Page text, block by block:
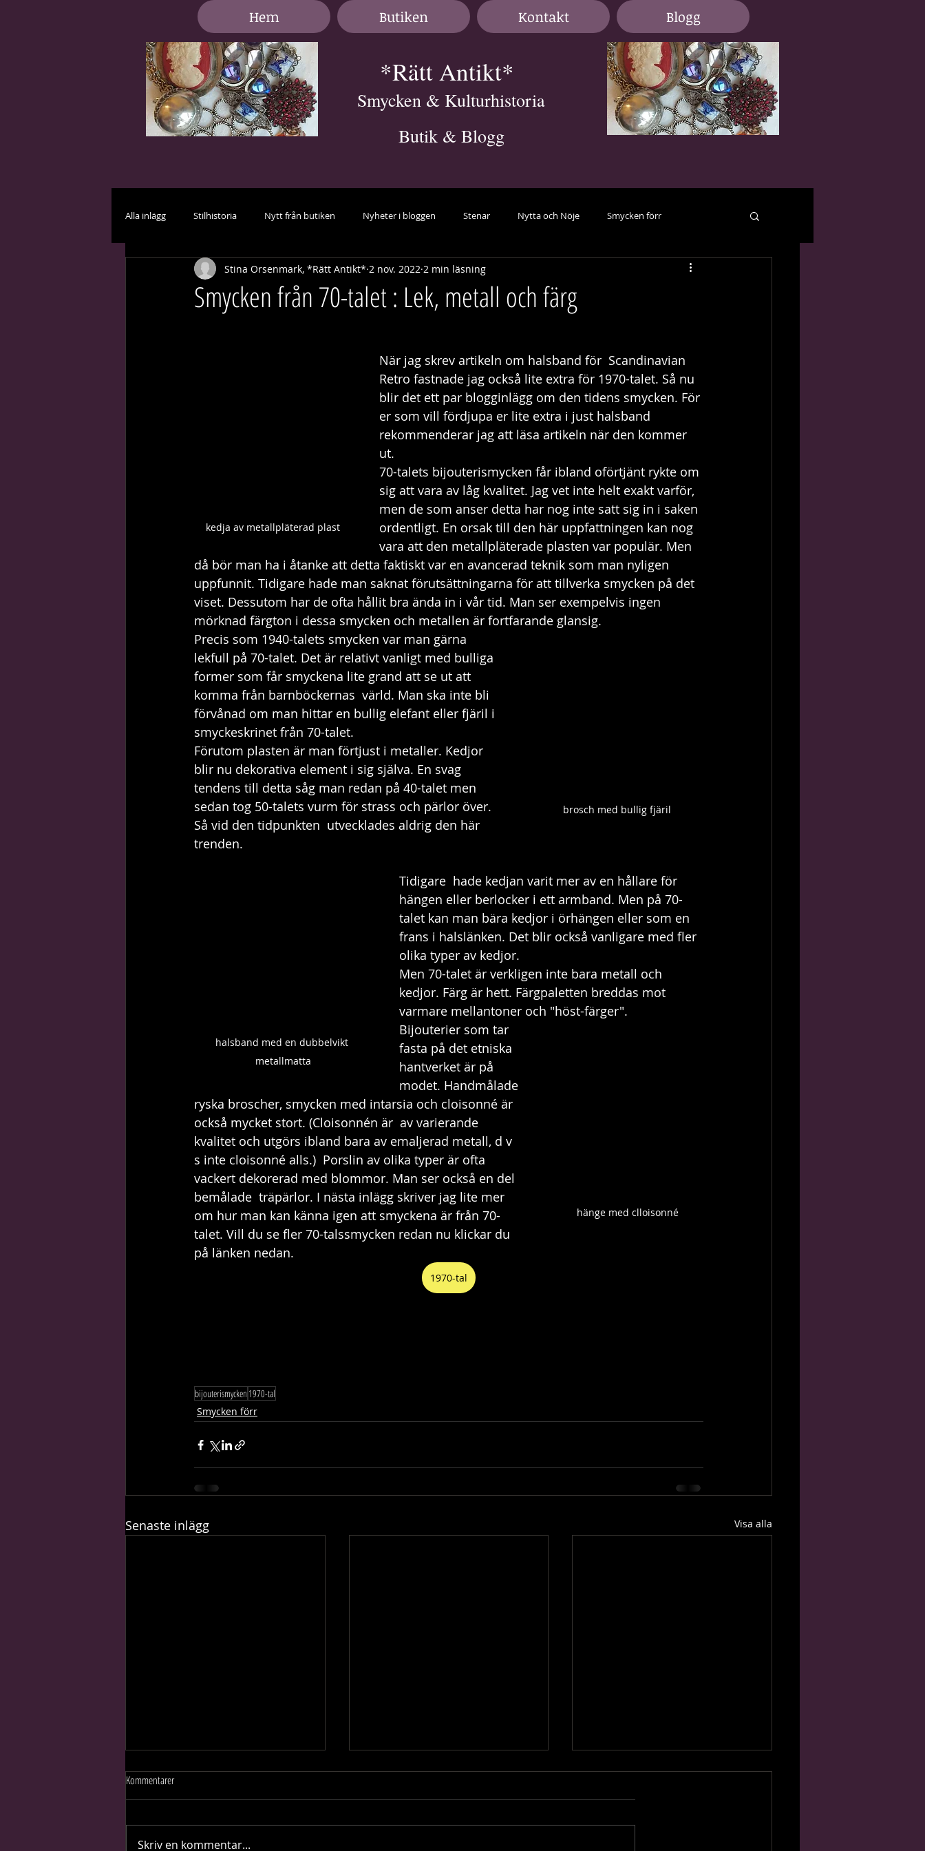
Hem Butiken Kontakt Blogg
Smycken & Kulturhistoria
Butik & Blogg
*Rätt Antikt*
Alla inlägg Stilhistoria Nytt från butiken Nyheter i bloggen Stenar Nytta och Nöje Smycken förr
Vård och skötsel Brud i vitt avant-garde Örhängen samlarsmycken
Smycken från 70-talet : Lek, metall och färg
Stina Orsenmark, *Rätt Antikt* 2 nov. 2022 2 min läsning
kedja av metallpläterad plast
När jag skrev artikeln om halsband för  Scandinavian
Retro fastnade jag också lite extra för 1970-talet. Så nu
blir det ett par blogginlägg om den tidens smycken. För
er som vill fördjupa er lite extra i just halsband
rekommenderar jag att läsa artikeln när den kommer
ut.
70-talets bijouterismycken får ibland oförtjänt rykte om
sig att vara av låg kvalitet. Jag vet inte helt exakt varför,
men de som anser detta har nog inte satt sig in i saken
ordentligt. En orsak till den här uppfattningen kan nog
vara att den metallpläterade plasten var populär. Men
då bör man ha i åtanke att detta faktiskt var en avancerad teknik som man nyligen
uppfunnit. Tidigare hade man saknat förutsättningarna för att tillverka smycken på det
viset. Dessutom har de ofta hållit bra ända in i vår tid. Man ser exempelvis ingen
mörknad färgton i dessa smycken och metallen är fortfarande glansig.
brosch med bullig fjäril
Precis som 1940-talets smycken var man gärna
lekfull på 70-talet. Det är relativt vanligt med bulliga
former som får smyckena lite grand att se ut att
komma från barnböckernas  värld. Man ska inte bli
förvånad om man hittar en bullig elefant eller fjäril i
smyckeskrinet från 70-talet.
Förutom plasten är man förtjust i metaller. Kedjor
blir nu dekorativa element i sig själva. En svag
tendens till detta såg man redan på 40-talet men
sedan tog 50-talets vurm för strass och pärlor över.
Så vid den tidpunkten  utvecklades aldrig den här
trenden.
halsband med en dubbelvikt
metallmatta
Tidigare  hade kedjan varit mer av en hållare för
hängen eller berlocker i ett armband. Men på 70-
talet kan man bära kedjor i örhängen eller som en
frans i halslänken. Det blir också vanligare med fler
olika typer av kedjor.
Men 70-talet är verkligen inte bara metall och
kedjor. Färg är hett. Färgpaletten breddas mot
varmare mellantoner och "höst-färger".
hänge med clloisonné
Bijouterier som tar
fasta på det etniska
hantverket är på
modet. Handmålade
ryska broscher, smycken med intarsia och cloisonné är
också mycket stort. (Cloisonnén är  av varierande
kvalitet och utgörs ibland bara av emaljerad metall, d v
s inte cloisonné alls.)  Porslin av olika typer är ofta
vackert dekorerad med blommor. Man ser också en del
bemålade  träpärlor. I nästa inlägg skriver jag lite mer
om hur man kan känna igen att smyckena är från 70-
talet. Vill du se fler 70-talssmycken redan nu klickar du
på länken nedan.
1970-tal
bijouterismycken 1970-tal
Smycken förr
Senaste inlägg Visa alla
Kommentarer
Skriv en kommentar...